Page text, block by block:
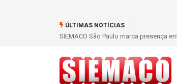
ÚLTIMAS NOTÍCIAS
setor de limpeza e segurançaTrabalho de base fortalece